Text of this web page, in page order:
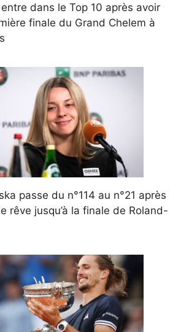
dans le Top 10 après avoir
finale du Grand Chelem à
passe du n°114 au n°21 après
rêve jusqu’à la finale de Roland-